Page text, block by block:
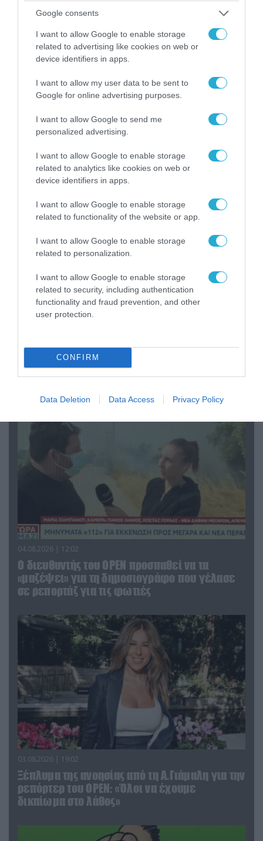
Google consents
I want to allow Google to enable storage
related to advertising like cookies on web or
device identifiers in apps.
I want to allow my user data to be sent to
Google for online advertising purposes.
I want to allow Google to send me
personalized advertising.
I want to allow Google to enable storage
related to analytics like cookies on web or
device identifiers in apps.
I want to allow Google to enable storage
related to functionality of the website or app.
I want to allow Google to enable storage
related to personalization.
I want to allow Google to enable storage
related to security, including authentication
functionality and fraud prevention, and other
user protection.
CONFIRM
Data Deletion Data Access Privacy Policy
Αυτή την ώρα το τελευταίο «αντίο» στον πρώην
υπουργό Ι.Βαρβιτσιώτη (φωτο)
Η ανακοίνωση του Πανελλήνιου Σωματείου
Πυροσβεστών για την δημοσιογράφο του OPEN
που γέλασε στη φωτιά
04.08.2026 | 12:02
O διευθυντής του OPEN προσπαθεί να τα
«μαζέψει» για τη δημοσιογράφο που γέλασε
σε ρεπορτάζ για τις φωτιές
03.08.2026 | 19:02
Ξέπλυμα της ανοησίας από τη Α.Γιάμαλη για την
ρεπόρτερ του ΟΡΕΝ: «Όλοι να έχουμε
δικαίωμα στο λάθος»